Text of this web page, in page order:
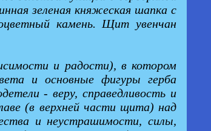
зеленая княжеская шапка с
камень. Щит увенчан
и радости), в котором
и основные фигуры герба
- веру, справедливость и
(в верхней части щита) над
и неустрашимости, силы,